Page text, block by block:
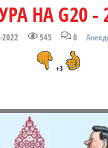
НА G20 -
545 0
+3